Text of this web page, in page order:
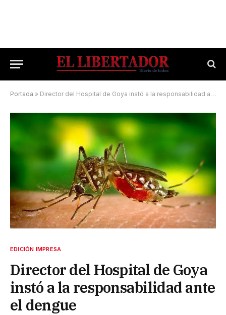
Portada » Director del Hospital de Goya instó a la responsabilidad ante el dengue
EDICIÓN IMPRESA
Director del Hospital de Goya
instó a la responsabilidad ante
el dengue